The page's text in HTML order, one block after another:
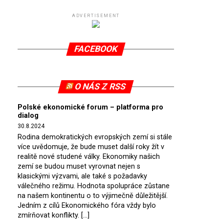
ADVERTISEMENT
FACEBOOK
O NÁS Z RSS
Polské ekonomické forum – platforma pro
dialog
30.8.2024
Rodina demokratických evropských zemí si stále
více uvědomuje, že bude muset další roky žít v
realitě nové studené války. Ekonomiky našich
zemí se budou muset vyrovnat nejen s
klasickými výzvami, ale také s požadavky
válečného režimu. Hodnota spolupráce zůstane
na našem kontinentu o to výjimečně důležitější.
Jedním z cílů Ekonomického fóra vždy bylo
zmírňovat konflikty. […]